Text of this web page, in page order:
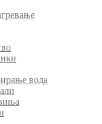
вода